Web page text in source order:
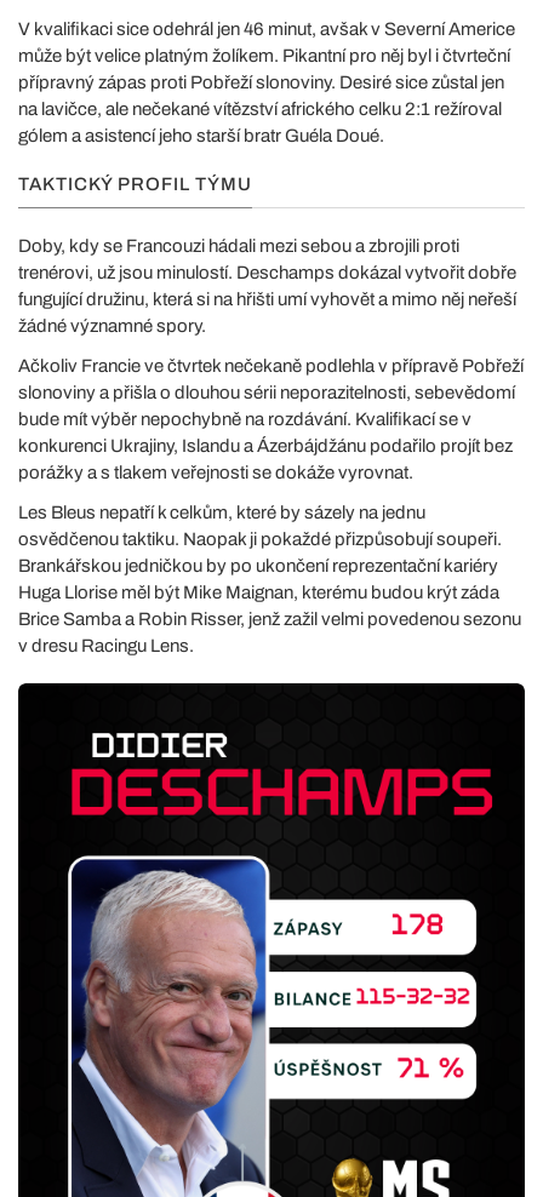
V kvalifikaci sice odehrál jen 46 minut, avšak v Severní Americe
může být velice platným žolíkem. Pikantní pro něj byl i čtvrteční
přípravný zápas proti Pobřeží slonoviny. Desiré sice zůstal jen
na lavičce, ale nečekané vítězství afrického celku 2:1 režíroval
gólem a asistencí jeho starší bratr Guéla Doué.
TAKTICKÝ PROFIL TÝMU
Doby, kdy se Francouzi hádali mezi sebou a zbrojili proti
trenérovi, už jsou minulostí. Deschamps dokázal vytvořit dobře
fungující družinu, která si na hřišti umí vyhovět a mimo něj neřeší
žádné významné spory.
Ačkoliv Francie ve čtvrtek nečekaně podlehla v přípravě Pobřeží
slonoviny a přišla o dlouhou sérii neporazitelnosti, sebevědomí
bude mít výběr nepochybně na rozdávání. Kvalifikací se v
konkurenci Ukrajiny, Islandu a Ázerbájdžánu podařilo projít bez
porážky a s tlakem veřejnosti se dokáže vyrovnat.
Les Bleus nepatří k celkům, které by sázely na jednu
osvědčenou taktiku. Naopak ji pokaždé přizpůsobují soupeři.
Brankářskou jedničkou by po ukončení reprezentační kariéry
Huga Llorise měl být Mike Maignan, kterému budou krýt záda
Brice Samba a Robin Risser, jenž zažil velmi povedenou sezonu
v dresu Racingu Lens.